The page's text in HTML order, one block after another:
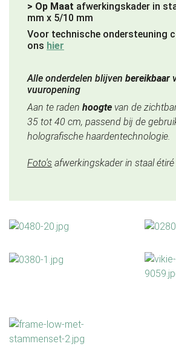
> Op Maat afwerkingskader in
mm x 5/10 mm
Voor technische ondersteuning
ons hier
Alle onderdelen blijven bereikbaar
vuuropening
Aan te raden hoogte van de
35 tot 40 cm, passend bij de
holografische haardentechnologie.
Foto's afwerkingskader in staal